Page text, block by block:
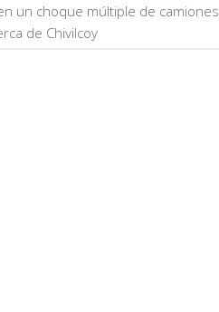
un choque múltiple de camiones
de Chivilcoy